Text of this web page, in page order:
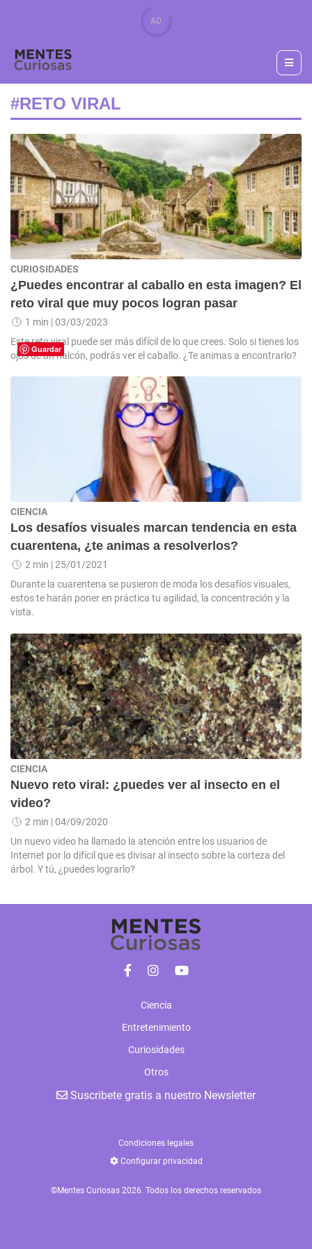
#RETO VIRAL
CURIOSIDADES
¿Puedes encontrar al caballo en esta imagen? El
reto viral que muy pocos logran pasar
1 min | 03/03/2023
Este reto viral puede ser más difícil de lo que crees. Solo si tienes los
ojos de un halcón, podrás ver el caballo. ¿Te animas a encontrarlo?
CIENCIA
Los desafíos visuales marcan tendencia en esta
cuarentena, ¿te animas a resolverlos?
2 min | 25/01/2021
Durante la cuarentena se pusieron de moda los desafíos visuales,
estos te harán poner en práctica tu agilidad, la concentración y la
vista.
CIENCIA
Nuevo reto viral: ¿puedes ver al insecto en el
video?
2 min | 04/09/2020
Un nuevo video ha llamado la atención entre los usuarios de
Internet por lo difícil que es divisar al insecto sobre la corteza del
árbol. Y tú, ¿puedes lograrlo?
Ciencia
Entretenimiento
Curiosidades
Otros
Suscribete gratis a nuestro Newsletter
Condiciones legales
Configurar privacidad
©Mentes Curiosas 2026. Todos los derechos reservados
Guardar